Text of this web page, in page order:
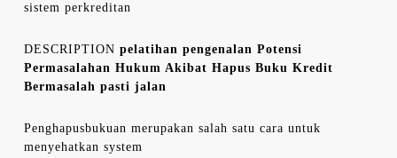
sistem perkreditan
DESCRIPTION pelatihan pengenalan Potensi
Permasalahan Hukum Akibat Hapus Buku Kredit
Bermasalah pasti jalan
Penghapusbukuan merupakan salah satu cara untuk
menyehatkan system